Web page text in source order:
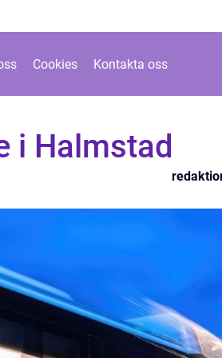
Cookies Kontakta oss
i Halmstad